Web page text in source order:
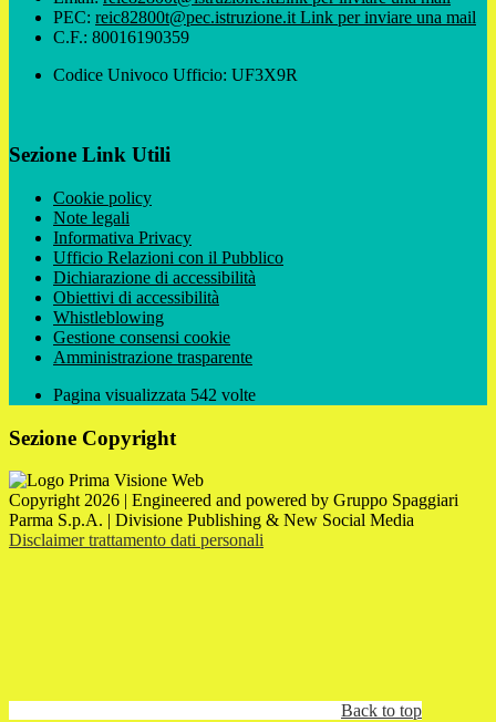
PEC: reic82800t@pec.istruzione.it Link per inviare una mail
C.F.: 80016190359
Codice Univoco Ufficio: UF3X9R
Sezione Link Utili
Cookie policy
Note legali
Informativa Privacy
Ufficio Relazioni con il Pubblico
Dichiarazione di accessibilità
Obiettivi di accessibilità
Whistleblowing
Gestione consensi cookie
Amministrazione trasparente
Pagina visualizzata 542 volte
Sezione Copyright
Copyright 2026 | Engineered and powered by Gruppo Spaggiari
Parma S.p.A. | Divisione Publishing & New Social Media
Disclaimer trattamento dati personali
Back to top